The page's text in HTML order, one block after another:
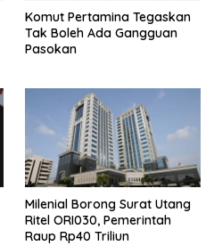
Komut Pertamina Tegaskan
Tak Boleh Ada Gangguan
Pasokan
Milenial Borong Surat Utang
Ritel ORI030, Pemerintah
Raup Rp40 Triliun